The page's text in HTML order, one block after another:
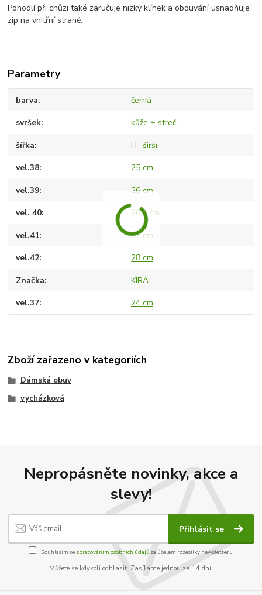
Pohodlí při chůzi také zaručuje nizký klínek a obouvání usnadňuje
zip na vnitřní straně.
Parametry
barva černá
svršek kůže + streč
šířka H -širší
vel.38 25 cm
vel.39 26 cm
vel. 40 26,5 cm
vel.41 27 cm
vel.42 28 cm
Značka KIRA
vel.37 24 cm
Zboží zařazeno v kategoriích
Dámská obuv
vycházková
Nepropásněte novinky, akce a
slevy!
Přihlásit se
Souhlasím se zpracováním osobních údajůza účelem rozesílky newsletteru.
Můžete se kdykoli odhlásit. Zasíláme jednou za 14 dní.